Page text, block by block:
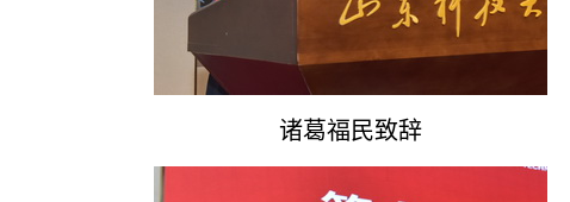
诸葛福民致辞